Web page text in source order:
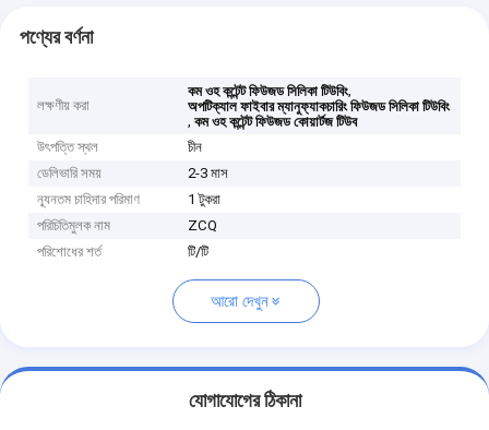
পণ্যের বর্ণনা
লক্ষণীয় করা
কম ওহ কন্টেন্ট ফিউজড সিলিকা টিউবিং,
অপটিক্যাল ফাইবার ম্যানুফ্যাকচারিং ফিউজড সিলিকা টিউবিং
,কম ওহ কন্টেন্ট ফিউজড কোয়ার্টজ টিউব
উৎপত্তি স্থল
চীন
ডেলিভারি সময়
2-3 মাস
ন্যূনতম চাহিদার পরিমাণ
1 টুকরা
পরিচিতিমুলক নাম
ZCQ
পরিশোধের শর্ত
টি/টি
আরো দেখুন
যোগাযোগের ঠিকানা